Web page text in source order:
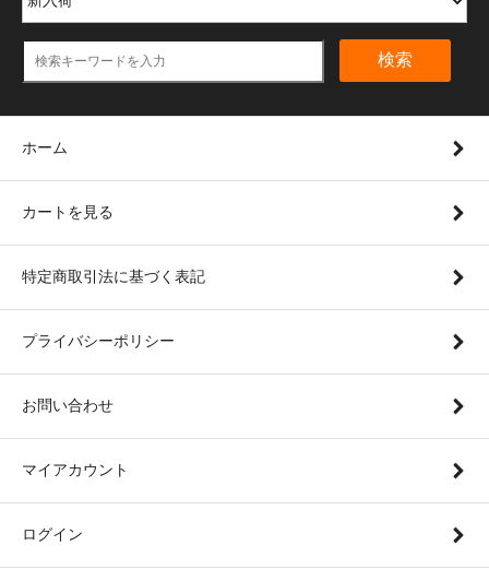
検索
ホーム
カートを見る
特定商取引法に基づく表記
プライバシーポリシー
お問い合わせ
マイアカウント
ログイン